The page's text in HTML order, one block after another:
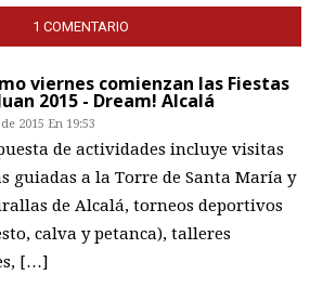
1 COMENTARIO
viernes comienzan las Fiestas
2015 - Dream! Alcalá
2015 En 19:53
de actividades incluye visitas
guiadas a la Torre de Santa María y
de Alcalá, torneos deportivos
calva y petanca), talleres
[…]